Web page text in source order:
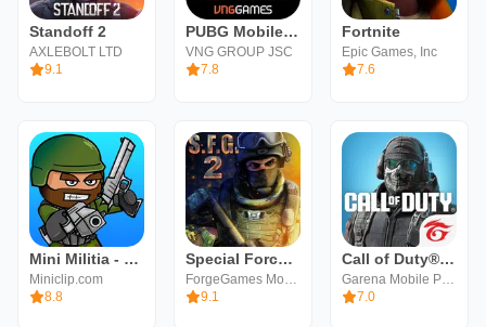
Standoff 2
AXLEBOLT LTD
9.1
PUBG Mobile VN
VNG GROUP JSC
7.8
Fortnite
Epic Games, Inc
7.6
Mini Militia - War.io
Miniclip.com
8.8
Special Forces Group 2
ForgeGames Mobile
9.1
Call of Duty®: Mobile - Garena
Garena Mobile Private
7.0